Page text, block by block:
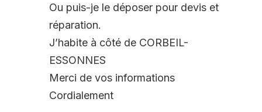
Ou puis-je le déposer pour devis et
réparation.
J’habite à côté de CORBEIL-
ESSONNES
Merci de vos informations
Cordialement